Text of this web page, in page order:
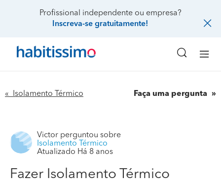
Profissional independente ou empresa?
Inscreva-se gratuitamente!
« Isolamento Térmico Faça uma pergunta
Victor perguntou sobre
Isolamento Térmico
Atualizado Há 8 anos
Fazer Isolamento Térmico